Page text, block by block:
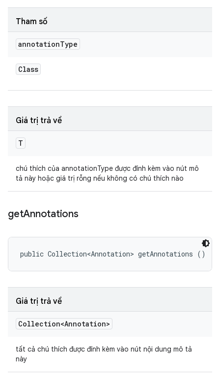
Tham số
annotationType
Class
Giá trị trả về
T
chú thích của annotationType được đính kèm vào nút mô
tả này hoặc giá trị rỗng nếu không có chú thích nào
getAnnotations
public Collection<Annotation> getAnnotations ()
Giá trị trả về
Collection<Annotation>
tất cả chú thích được đính kèm vào nút nội dung mô tả
này